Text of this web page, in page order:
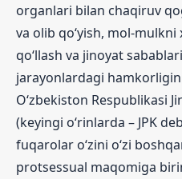
organlari bilan chaqiruv
va olib qo‘yish, mol-
qo‘llash va jinoyat
jarayonlardagi
O‘zbekiston Respublikasi
(keyingi o‘rinlarda – JPK
fuqarolar o‘zini o‘zi
protsessual maqomiga